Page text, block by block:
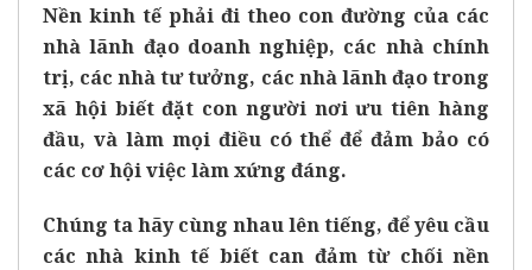
Nền kinh tế phải đi theo con đường của các
nhà lãnh đạo doanh nghiệp, các nhà chính
trị, các nhà tư tưởng, các nhà lãnh đạo trong
xã hội biết đặt con người nơi ưu tiên hàng
đầu, và làm mọi điều có thể để đảm bảo có
các cơ hội việc làm xứng đáng.
Chúng ta hãy cùng nhau lên tiếng, để yêu cầu
các nhà kinh tế biết can đảm từ chối nền